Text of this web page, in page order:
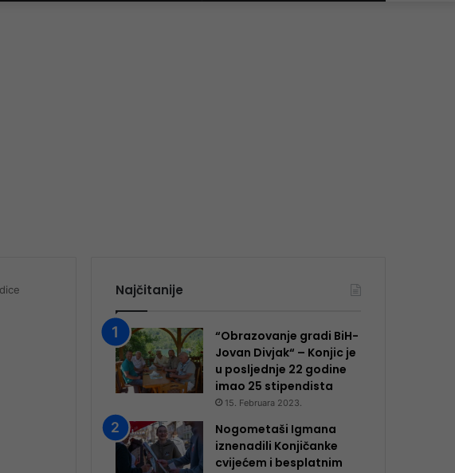
Najčitanije
“Obrazovanje gradi BiH-
Jovan Divjak“ – Konjic je
u posljednje 22 godine
imao 25 ​​stipendista
15. Februara 2023.
Nogometaši Igmana
iznenadili Konjičanke
cvijećem i besplatnim